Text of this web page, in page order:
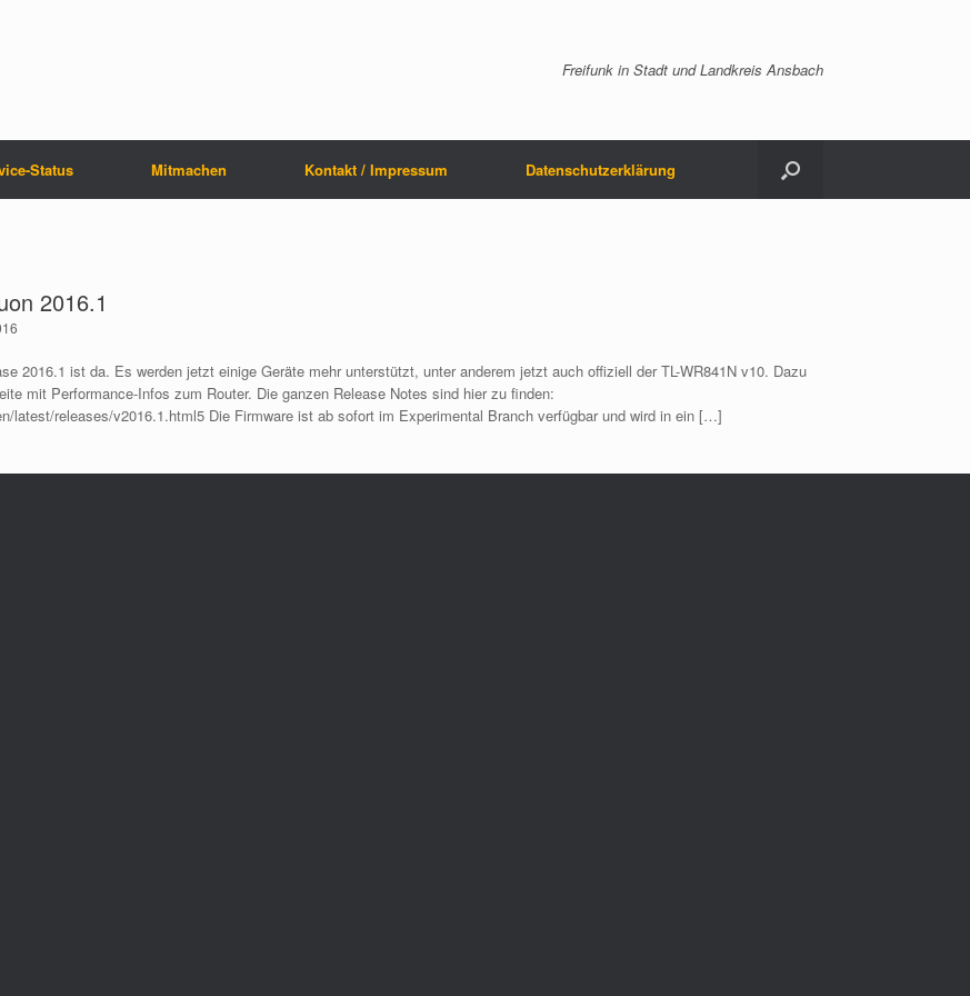
Freifunk in Stadt und Landkreis Ansbach
Status Mitmachen Kontakt / Impressum Datenschutzerklärung
2016.1
2016.1 ist da. Es werden jetzt einige Geräte mehr unterstützt, unter anderem jetzt auch offiziell der TL-WR841N v10. Dazu
mit Performance-Infos zum Router. Die ganzen Release Notes sind hier zu finden:
latest/releases/v2016.1.html5 Die Firmware ist ab sofort im Experimental Branch verfügbar und wird in ein […]